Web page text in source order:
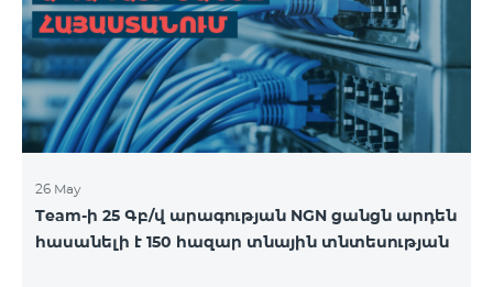
26 May
Team-ի 25 Գբ/վ արագության NGN ցանցն արդեն
հասանելի է 150 հազար տնային տնտեսության